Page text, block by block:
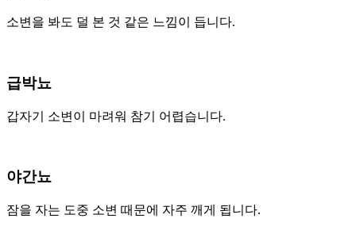
소변을 봐도 덜 본 것 같은 느낌이 듭니다.
급박뇨
갑자기 소변이 마려워 참기 어렵습니다.
야간뇨
잠을 자는 도중 소변 때문에 자주 깨게 됩니다.